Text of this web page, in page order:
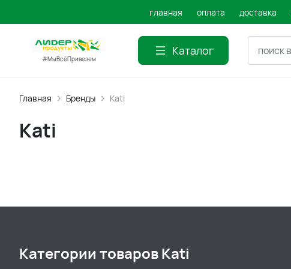
главная оплата доставка
#МыВсёПривезем
Каталог
Главная Бренды Kati
Kati
Категории товаров Kati